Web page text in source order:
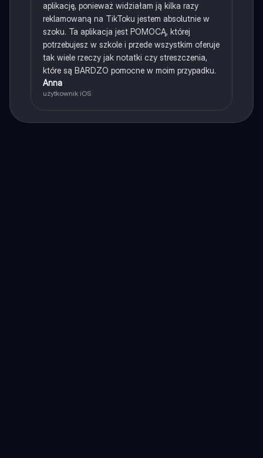
aplikację, ponieważ widziałam ją kilka razy
reklamowaną na TikToku jestem absolutnie w
szoku. Ta aplikacja jest POMOCĄ, której
potrzebujesz w szkole i przede wszystkim oferuje
tak wiele rzeczy jak notatki czy streszczenia,
które są BARDZO pomocne w moim przypadku.
Anna
użytkownik iOS